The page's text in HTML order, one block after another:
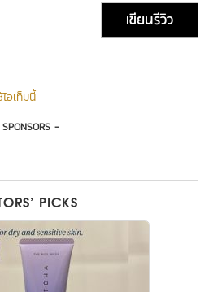
เขียนรีวิว
อเท็มนี้
-
PICKS